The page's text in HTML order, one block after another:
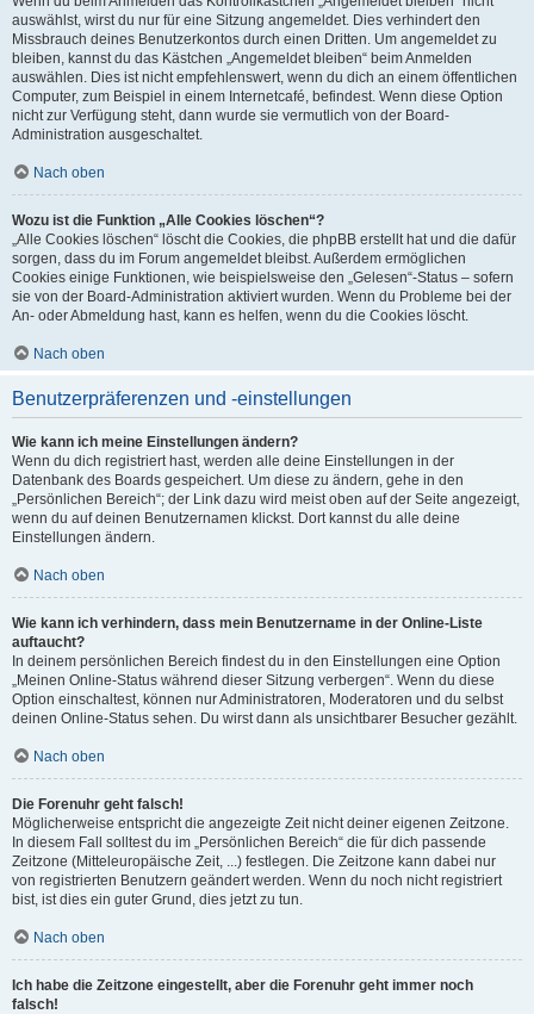
auswählst, wirst du nur für eine Sitzung angemeldet. Dies verhindert den
Missbrauch deines Benutzerkontos durch einen Dritten. Um angemeldet zu
bleiben, kannst du das Kästchen „Angemeldet bleiben“ beim Anmelden
auswählen. Dies ist nicht empfehlenswert, wenn du dich an einem öffentlichen
Computer, zum Beispiel in einem Internetcafé, befindest. Wenn diese Option
nicht zur Verfügung steht, dann wurde sie vermutlich von der Board-
Administration ausgeschaltet.
Nach oben
Wozu ist die Funktion „Alle Cookies löschen“?
„Alle Cookies löschen“ löscht die Cookies, die phpBB erstellt hat und die dafür
sorgen, dass du im Forum angemeldet bleibst. Außerdem ermöglichen
Cookies einige Funktionen, wie beispielsweise den „Gelesen“-Status – sofern
sie von der Board-Administration aktiviert wurden. Wenn du Probleme bei der
An- oder Abmeldung hast, kann es helfen, wenn du die Cookies löscht.
Nach oben
Benutzerpräferenzen und -einstellungen
Wie kann ich meine Einstellungen ändern?
Wenn du dich registriert hast, werden alle deine Einstellungen in der
Datenbank des Boards gespeichert. Um diese zu ändern, gehe in den
„Persönlichen Bereich“; der Link dazu wird meist oben auf der Seite angezeigt,
wenn du auf deinen Benutzernamen klickst. Dort kannst du alle deine
Einstellungen ändern.
Nach oben
Wie kann ich verhindern, dass mein Benutzername in der Online-Liste
auftaucht?
In deinem persönlichen Bereich findest du in den Einstellungen eine Option
„Meinen Online-Status während dieser Sitzung verbergen“. Wenn du diese
Option einschaltest, können nur Administratoren, Moderatoren und du selbst
deinen Online-Status sehen. Du wirst dann als unsichtbarer Besucher gezählt.
Nach oben
Die Forenuhr geht falsch!
Möglicherweise entspricht die angezeigte Zeit nicht deiner eigenen Zeitzone.
In diesem Fall solltest du im „Persönlichen Bereich“ die für dich passende
Zeitzone (Mitteleuropäische Zeit, ...) festlegen. Die Zeitzone kann dabei nur
von registrierten Benutzern geändert werden. Wenn du noch nicht registriert
bist, ist dies ein guter Grund, dies jetzt zu tun.
Nach oben
Ich habe die Zeitzone eingestellt, aber die Forenuhr geht immer noch
falsch!